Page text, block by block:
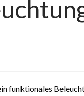
funktionales